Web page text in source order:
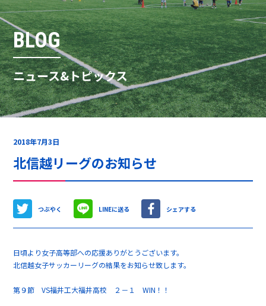
BLOG
ニュース&トピックス
2018年7月3日
北信越リーグのお知らせ
つぶやく LINEに送る シェアする
日頃より女子高等部への応援ありがとうございます。
北信越女子サッカーリーグの結果をお知らせ致します。
第９節 VS福井工大福井高校 ２－１ WIN！！